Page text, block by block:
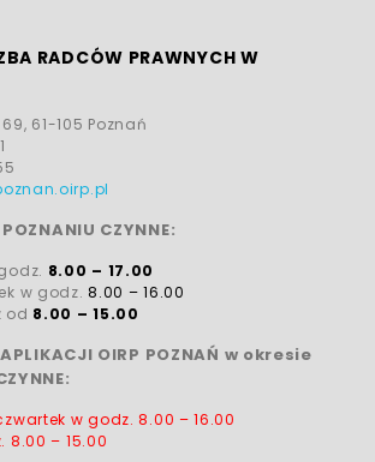
RADCÓW PRAWNYCH W
61-105 Poznań
CZYNNE:
8.00 – 17.00
w godz.8.00 – 16.00
od 8.00 – 15.00
APLIKACJI OIRP POZNAŃ w okresie
w godz. 8.00 – 16.00
8.00 – 15.00